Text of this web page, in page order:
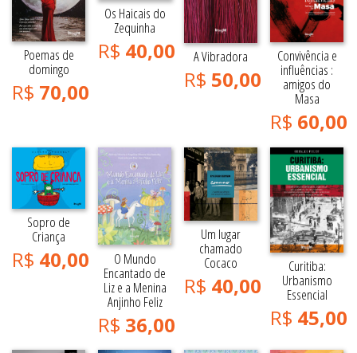
Poemas de
domingo
R$ 70,00
Os Haicais do
Zequinha
R$ 40,00 A Vibradora
R$ 50,00
Convivência e
influências :
amigos do
Masa
R$ 60,00
Sopro de
Criança
R$ 40,00 O Mundo
Encantado de
Liz e a Menina
Anjinho Feliz
R$ 36,00
Um lugar
chamado
Cocaco
R$ 40,00
Curitiba:
Urbanismo
Essencial
R$ 45,00